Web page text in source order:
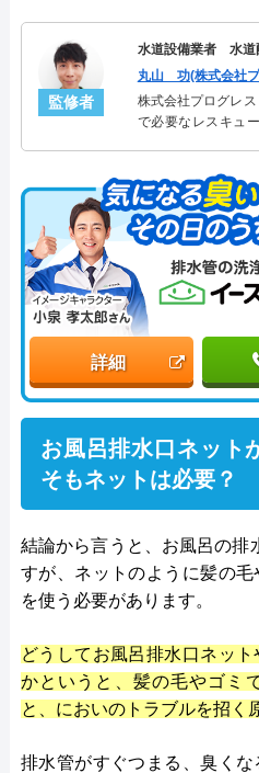
監修者
水道設備業者 水道
丸山 功(株式会社
株式会社プログレ
で必要なレスキュ
解決。多くのお客
シャリスト。
詳細
お風呂排水口ネット
そもネットは必要？
結論から言うと、お風呂の排
すが、ネットのように髪の
を使う必要があります。
どうしてお風呂排水口ネッ
かというと、髪の毛やゴミ
と、においのトラブルを招く
排水管がすぐつまる、臭く